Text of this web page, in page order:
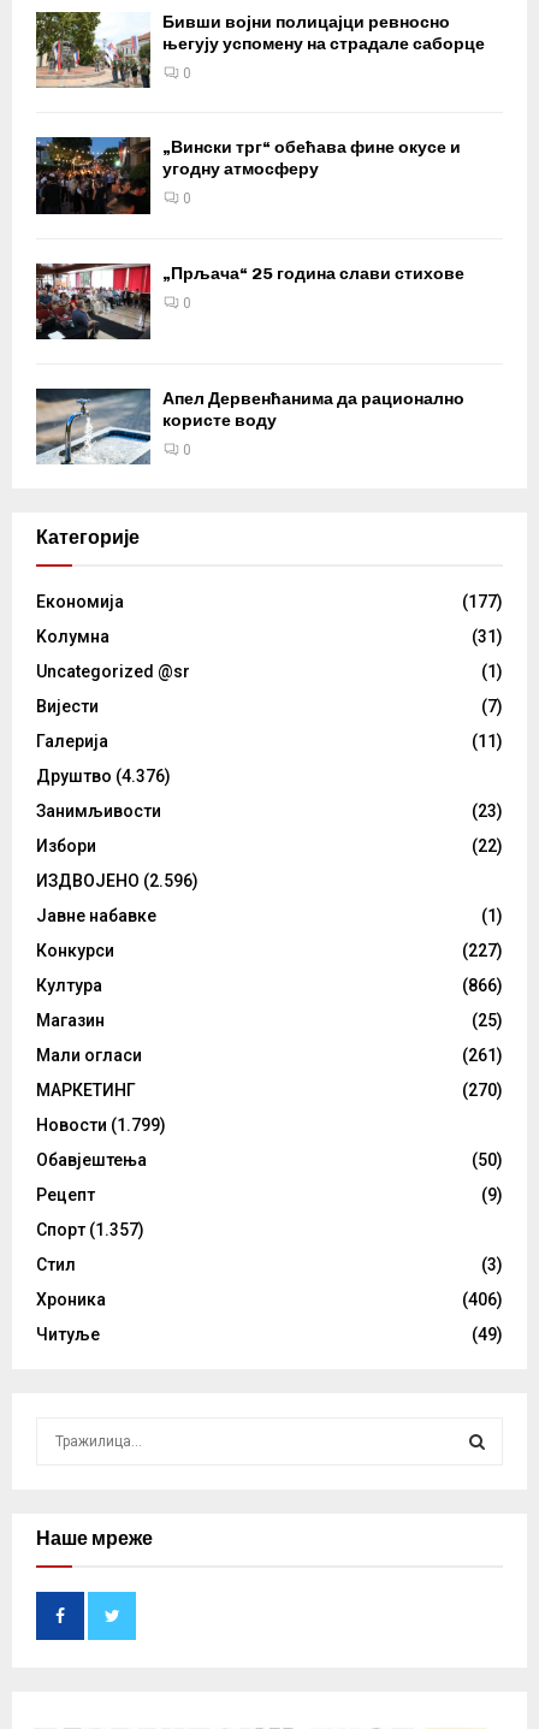
Бивши војни полицајци ревносно
његују успомену на страдале саборце
0
„Вински трг“ обећава фине окусе и
угодну атмосферу
0
„Прљача“ 25 година слави стихове
0
Апел Дервенћанима да рационално
користе воду
0
Категорије
Eкономија
(177)
Kолумнa
(31)
Uncategorized @sr
(1)
Вијести
(7)
Галерија
(11)
Друштво (4.376)
Занимљивости
(23)
Избори
(22)
ИЗДВОЈЕНО (2.596)
Јавне набавке
(1)
Конкурси
(227)
Култура
(866)
Магазин
(25)
Мали огласи
(261)
МАРКЕТИНГ
(270)
Новости (1.799)
Обавјештења
(50)
Рецепт
(9)
Спорт (1.357)
Стил
(3)
Хроника
(406)
Читуље
(49)
cНаше мреже